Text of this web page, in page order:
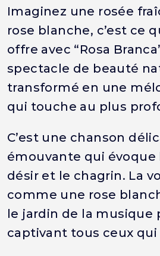
Imaginez une rosée
rose blanche, c’est ce
offre avec “Rosa
spectacle de beauté
transformé en une
qui touche au plus
C’est une chanson
émouvante qui évoque
désir et le chagrin. La
comme une rose
le jardin de la musique
captivant tous ceux qui